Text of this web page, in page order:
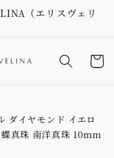
（エリスヴェリ
Cart
ダイヤモンド イエロ
真珠 南洋真珠 10mm